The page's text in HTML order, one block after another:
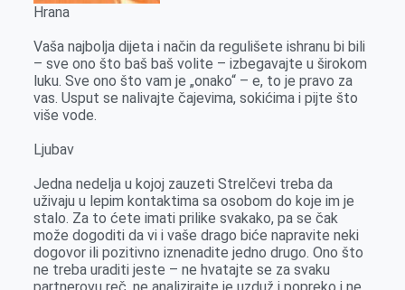
Hrana
Vaša najbolja dijeta i način da regulišete ishranu bi bili
– sve ono što baš baš volite – izbegavajte u širokom
luku. Sve ono što vam je „onako“ – e, to je pravo za
vas. Usput se nalivajte čajevima, sokićima i pijte što
više vode.
Ljubav
Jedna nedelja u kojoj zauzeti Strelčevi treba da
uživaju u lepim kontaktima sa osobom do koje im je
stalo. Za to ćete imati prilike svakako, pa se čak
može dogoditi da vi i vaše drago biće napravite neki
dogovor ili pozitivno iznenadite jedno drugo. Ono što
ne treba uraditi jeste – ne hvatajte se za svaku